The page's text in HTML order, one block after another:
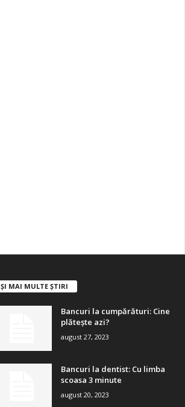
ȘI MAI MULTE ȘTIRI
Bancuri la cumpărături: Cine
plătește azi?
august 27, 2023
Bancuri la dentist: Cu limba
scoasa 3 minute
august 20, 2023